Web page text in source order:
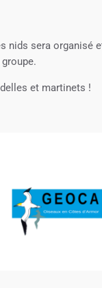
nids sera organisé
et martinets !